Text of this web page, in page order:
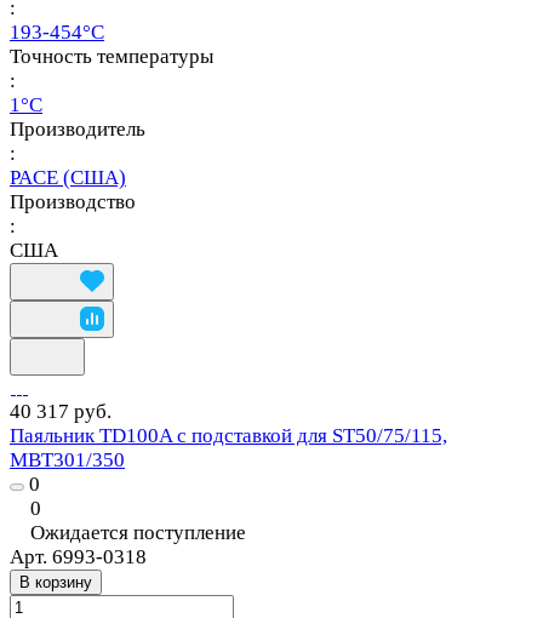
:
193-454°C
Точность температуры
:
1°C
Производитель
:
PACE (США)
Производство
:
США
40 317 руб.
Паяльник TD100A с подставкой для ST50/75/115,
MBT301/350
0
0
Ожидается поступление
Арт. 6993-0318
В корзину